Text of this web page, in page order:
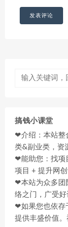
搞钱小课堂
❤介绍：本站整
类&副业类，资
❤能助您：找项
项目 + 提升网创
❤本站为众多团
络之门，广受好
❤如果您也依存
提供丰盛价值。